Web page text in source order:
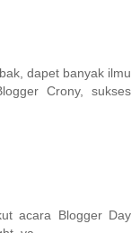
dapet banyak ilmu
Crony, sukses
acara Blogger Day